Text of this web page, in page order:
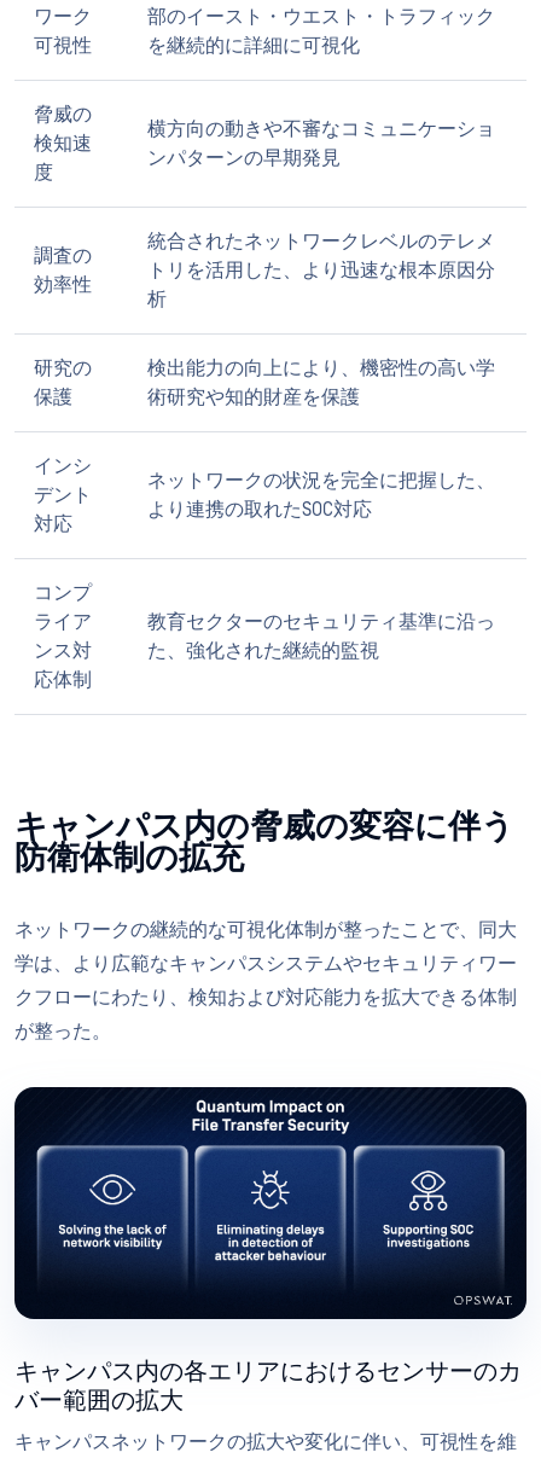
ワーク
可視性
部のイースト・ウエスト・トラフィック
を継続的に詳細に可視化
脅威の
検知速
度
横方向の動きや不審なコミュニケーショ
ンパターンの早期発見
調査の
効率性
統合されたネットワークレベルのテレメ
トリを活用した、より迅速な根本原因分
析
研究の
保護
検出能力の向上により、機密性の高い学
術研究や知的財産を保護
インシ
デント
対応
ネットワークの状況を完全に把握した、
より連携の取れたSOC対応
コンプ
ライア
ンス対
応体制
教育セクターのセキュリティ基準に沿っ
た、強化された継続的監視
キャンパス内の脅威の変容に伴う
防衛体制の拡充
ネットワークの継続的な可視化体制が整ったことで、同大
学は、より広範なキャンパスシステムやセキュリティワー
クフローにわたり、検知および対応能力を拡大できる体制
が整った。
キャンパス内の各エリアにおけるセンサーのカ
バー範囲の拡大
キャンパスネットワークの拡大や変化に伴い、可視性を維